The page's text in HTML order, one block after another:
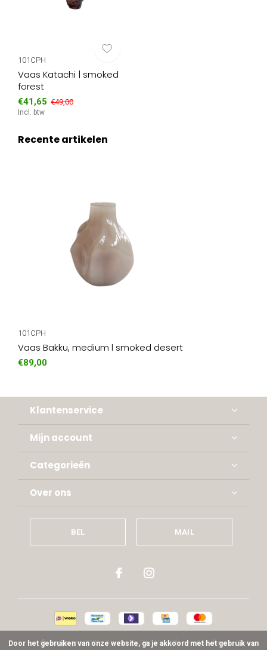
101CPH
Vaas Katachi | smoked
forest
€41,65 €49,00
Incl. btw
Recente artikelen
101CPH
Vaas Bakku, medium l smoked desert
€89,00
Klantenservice
Mijn account
Categorieën
Over ons
BEL MAIL
© Copyright2026- Theme By DMWSxPlus+ -RSS-feed
Door het gebruiken van onze website, ga je akkoord met het gebruik van